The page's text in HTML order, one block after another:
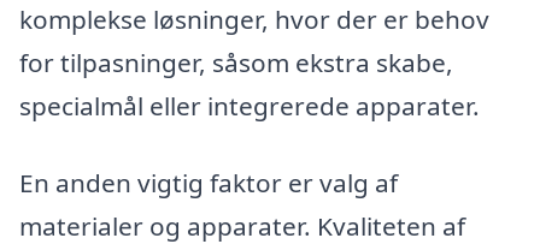
komplekse løsninger, hvor der er behov
for tilpasninger, såsom ekstra skabe,
specialmål eller integrerede apparater.
En anden vigtig faktor er valg af
materialer og apparater. Kvaliteten af